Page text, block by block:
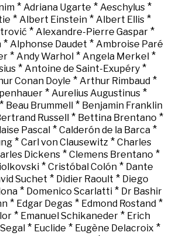
* Adriana Ugarte * Aeschylus *
* Albert Einstein* Albert Ellis*
* Alexandre-Pierre Gaspar *
* Alphonse Daudet * Ambroise Paré
* Andy Warhol * Angela Merkel *
* Antoine de Saint-Exupéry *
Conan Doyle * Arthur Rimbaud *
* Aurelius Augustinus*
* Beau Brummell * Benjamin Franklin
Russell * Bettina Brentano *
Pascal* Calderón de la Barca*
* Carl von Clausewitz * Charles
Dickens* Clemens Brentano *
* Cristóbal Colón * Dante
Suchet * Didier Raoult * Diego
* Domenico Scarlatti* Dr Bashir
* Edgar Degas * Edmond Rostand *
* Emanuel Schikaneder * Erich
* Euclide * Eugène Delacroix *